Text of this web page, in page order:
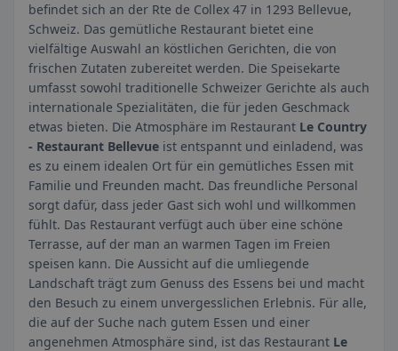
befindet sich an der Rte de Collex 47 in 1293 Bellevue,
Schweiz. Das gemütliche Restaurant bietet eine
vielfältige Auswahl an köstlichen Gerichten, die von
frischen Zutaten zubereitet werden. Die Speisekarte
umfasst sowohl traditionelle Schweizer Gerichte als auch
internationale Spezialitäten, die für jeden Geschmack
etwas bieten. Die Atmosphäre im Restaurant Le Country
- Restaurant Bellevue ist entspannt und einladend, was
es zu einem idealen Ort für ein gemütliches Essen mit
Familie und Freunden macht. Das freundliche Personal
sorgt dafür, dass jeder Gast sich wohl und willkommen
fühlt. Das Restaurant verfügt auch über eine schöne
Terrasse, auf der man an warmen Tagen im Freien
speisen kann. Die Aussicht auf die umliegende
Landschaft trägt zum Genuss des Essens bei und macht
den Besuch zu einem unvergesslichen Erlebnis. Für alle,
die auf der Suche nach gutem Essen und einer
angenehmen Atmosphäre sind, ist das Restaurant Le